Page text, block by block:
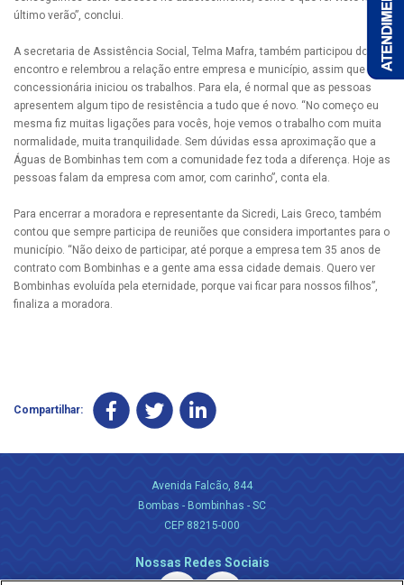
último verão”, conclui.
A secretaria de Assistência Social, Telma Mafra, também participou do
encontro e relembrou a relação entre empresa e município, assim que a
concessionária iniciou os trabalhos. Para ela, é normal que as pessoas
apresentem algum tipo de resistência a tudo que é novo. “No começo eu
mesma fiz muitas ligações para vocês, hoje vemos o trabalho com muita
normalidade, muita tranquilidade. Sem dúvidas essa aproximação que a
Águas de Bombinhas tem com a comunidade fez toda a diferença. Hoje as
pessoas falam da empresa com amor, com carinho”, conta ela.
Para encerrar a moradora e representante da Sicredi, Lais Greco, também
contou que sempre participa de reuniões que considera importantes para o
município. “Não deixo de participar, até porque a empresa tem 35 anos de
contrato com Bombinhas e a gente ama essa cidade demais. Quero ver
Bombinhas evoluída pela eternidade, porque vai ficar para nossos filhos”,
finaliza a moradora.
Compartilhar:
Avenida Falcão, 844
Bombas - Bombinhas - SC
CEP 88215-000
Nossas Redes Sociais